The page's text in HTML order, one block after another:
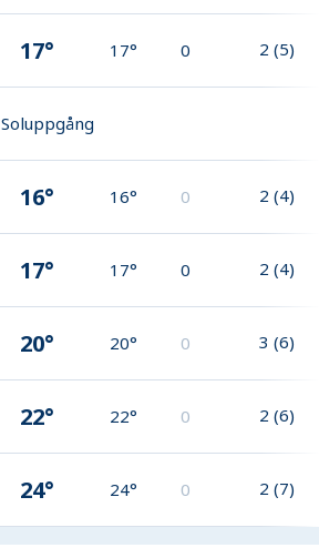
17° 17° 0 2 (5)
Soluppgång
16° 16° 0 2 (4)
17° 17° 0 2 (4)
20° 20° 0 3 (6)
22° 22° 0 2 (6)
24° 24° 0 2 (7)